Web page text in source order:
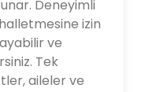
Deneyimli
izin
ve
Tek
aileler ve